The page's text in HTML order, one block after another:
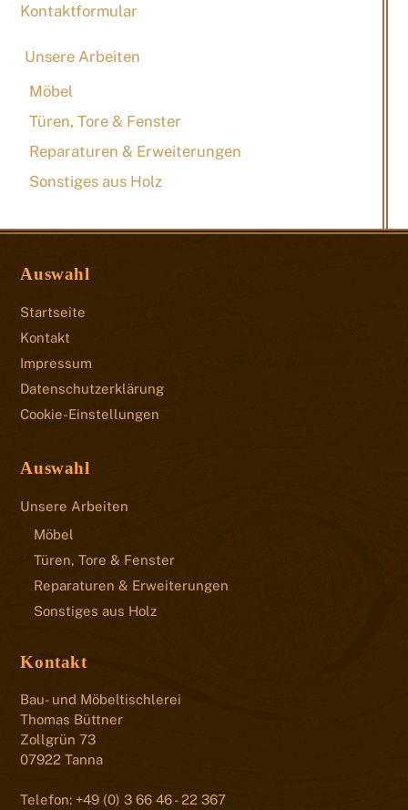
Kontaktformular
Unsere Arbeiten
Möbel
Türen, Tore & Fenster
Reparaturen & Erweiterungen
Sonstiges aus Holz
Auswahl
Startseite
Kontakt
Impressum
Datenschutzerklärung
Cookie-Einstellungen
Auswahl
Unsere Arbeiten
Möbel
Türen, Tore & Fenster
Reparaturen & Erweiterungen
Sonstiges aus Holz
Kontakt
Bau- und Möbeltischlerei
Thomas Büttner
Zollgrün 73
07922 Tanna
Telefon: +49 (0) 3 66 46 - 22 367